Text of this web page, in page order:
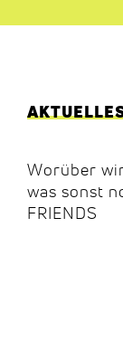
Worüber
was sonst
FRIENDS